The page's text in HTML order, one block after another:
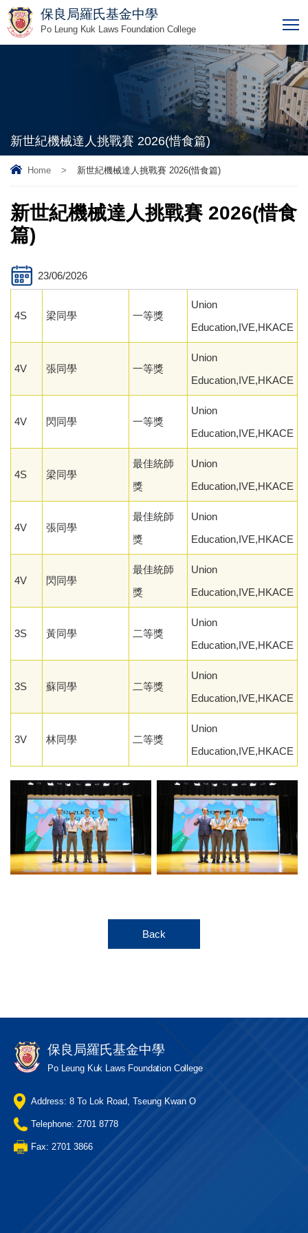
保良局羅氏基金中學
Po Leung Kuk Laws Foundation College
新世紀機械達人挑戰賽 2026(惜食篇)
Home > 新世紀機械達人挑戰賽 2026(惜食篇)
新世紀機械達人挑戰賽 2026(惜食
篇)
23/06/2026
4S 梁同學 一等獎
Union
Education,IVE,HKACE
4V 張同學 一等獎
Union
Education,IVE,HKACE
4V 閃同學 一等獎
Union
Education,IVE,HKACE
4S 梁同學
最佳統師
獎
Union
Education,IVE,HKACE
4V 張同學
最佳統師
獎
Union
Education,IVE,HKACE
4V 閃同學
最佳統師
獎
Union
Education,IVE,HKACE
3S 黃同學 二等獎
Union
Education,IVE,HKACE
3S 蘇同學 二等獎
Union
Education,IVE,HKACE
3V 林同學 二等獎
Union
Education,IVE,HKACE
Back
保良局羅氏基金中學
Po Leung Kuk Laws Foundation College
Address: 8 To Lok Road, Tseung Kwan O
Telephone: 2701 8778
Fax: 2701 3866